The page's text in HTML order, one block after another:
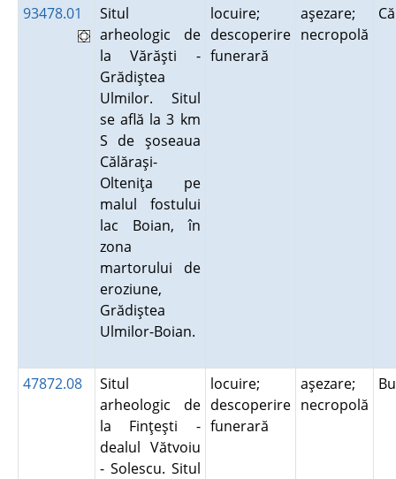
93478.01
Situl
arheologic de
la Vărăşti -
Grădiştea
Ulmilor. Situl
se află la 3 km
S de şoseaua
Călăraşi-
Olteniţa pe
malul fostului
lac Boian, în
zona
martorului de
eroziune,
Grădiştea
Ulmilor-Boian.
locuire;
descoperire
funerară
aşezare;
necropolă
47872.08
Situl
arheologic de
la Finţeşti -
dealul Vătvoiu
- Solescu. Situl
locuire;
descoperire
funerară
aşezare;
necropolă